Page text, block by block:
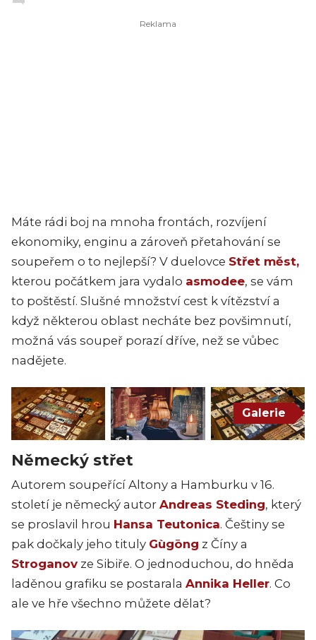
Máte rádi boj na mnoha frontách, rozvíjení
ekonomiky, enginu a zároveň přetahování se
soupeřem o to nejlepší? V duelovce Střet měst,
kterou počátkem jara vydalo asmodee, se vám
to poštěstí. Slušné množství cest k vítězství a
když některou oblast necháte bez povšimnutí,
možná vás soupeř porazí dříve, než se vůbec
nadějete.
Galerie
Německý střet
Autorem soupeřící Altony a Hamburku v 16.
století je německý autor Andreas Steding, který
se proslavil hrou Hansa Teutonica. Češtiny se
pak dočkaly jeho tituly Gùgōng z Číny a
Stroganov ze Sibiře. O jednoduchou, do hněda
laděnou grafiku se postarala Annika Heller. Co
ale ve hře všechno můžete dělat?